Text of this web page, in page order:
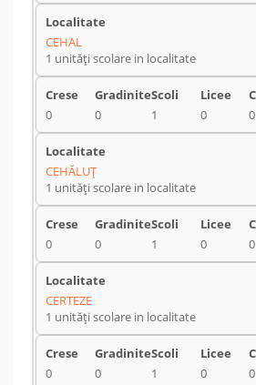
CEHAL
1 unități scolare in localitate
0 0 1 0 0
CEHĂLUŢ
1 unități scolare in localitate
0 0 1 0 0
CERTEZE
1 unități scolare in localitate
0 0 1 0 0